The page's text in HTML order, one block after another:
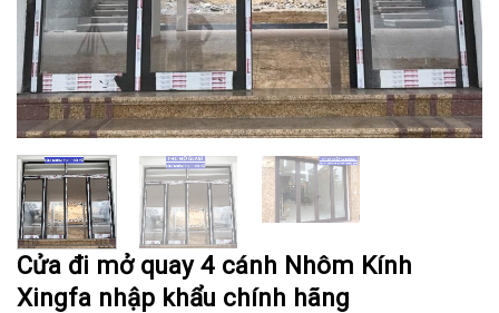
Cửa đi mở quay 4 cánh Nhôm Kính
Xingfa nhập khẩu chính hãng